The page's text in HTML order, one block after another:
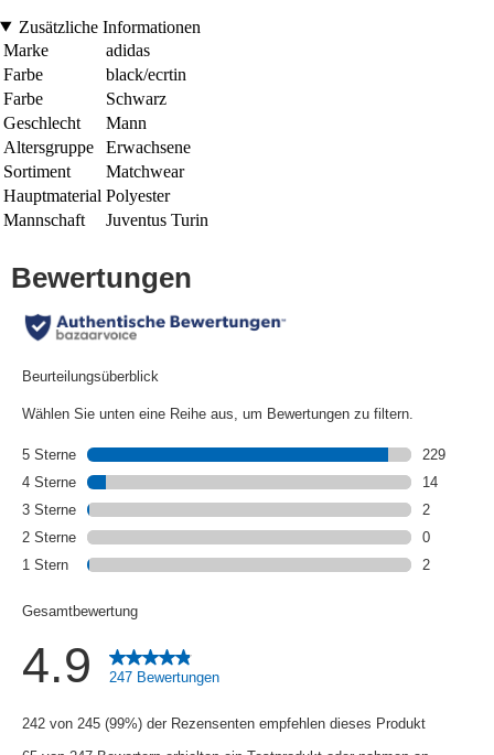
Zusätzliche Informationen
Marke
adidas
Farbe
black/ecrtin
Farbe
Schwarz
Geschlecht
Mann
Altersgruppe
Erwachsene
Sortiment
Matchwear
Hauptmaterial Polyester
Mannschaft
Juventus Turin